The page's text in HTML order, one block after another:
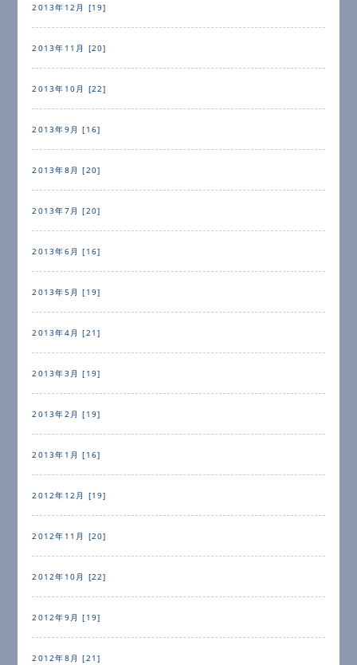
2013年12月 [19]
2013年11月 [20]
2013年10月 [22]
2013年9月 [16]
2013年8月 [20]
2013年7月 [20]
2013年6月 [16]
2013年5月 [19]
2013年4月 [21]
2013年3月 [19]
2013年2月 [19]
2013年1月 [16]
2012年12月 [19]
2012年11月 [20]
2012年10月 [22]
2012年9月 [19]
2012年8月 [21]